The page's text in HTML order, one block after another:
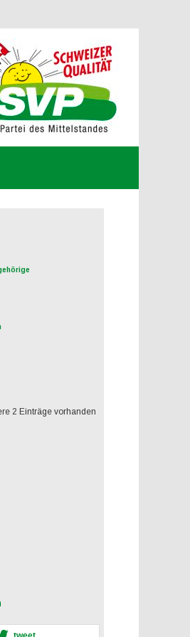
2 Einträge vorhanden